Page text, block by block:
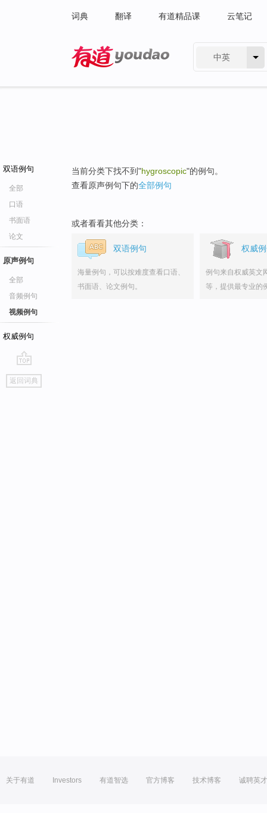
词典 翻译 有道精品课 云笔记
中英
双语例句
全部
口语
书面语
论文
原声例句
全部
音频例句
视频例句
权威例句
go
top
返回词典
当前分类下找不到"hygroscopic"的例句。
查看原声例句下的全部例句
或者看看其他分类：
双语例句
海量例句，可以按难度查看口语、
书面语、论文例句。
权威
例句来自权威英文
等，提供最专业的
关于有道 Investors 有道智选 官方博客 技术博客 诚聘英才